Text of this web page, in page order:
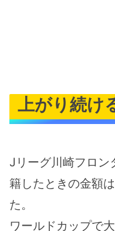
上がり続け
Jリーグ川崎フロン
籍したときの金額
た。
ワールドカップで